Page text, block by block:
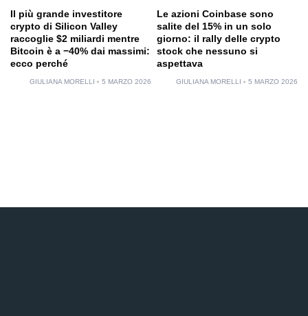
Il più grande investitore
crypto di Silicon Valley
raccoglie $2 miliardi mentre
Bitcoin è a −40% dai massimi:
ecco perché
GIULIANA MORELLI 5 MARZO 2026
Le azioni Coinbase sono
salite del 15% in un solo
giorno: il rally delle crypto
stock che nessuno si
aspettava
GIULIANA MORELLI 5 MARZO 2026